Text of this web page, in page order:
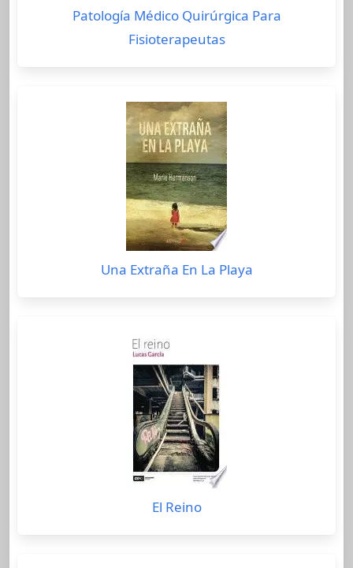
Patología Médico Quirúrgica Para
Fisioterapeutas
Una Extraña En La Playa
El Reino